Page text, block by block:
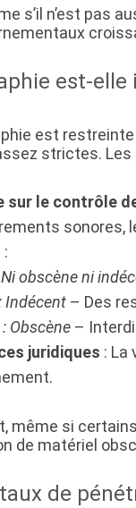
s’il n’est pas
est-
est
strictes.
sur le contrôle
obscène ni
Indécent – Des
Obscène –
juridiques : La
même si
de matériel
de